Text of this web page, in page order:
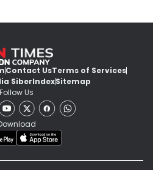
Contact UsTerms of Services
SiberIndexSitemap
Follow Us